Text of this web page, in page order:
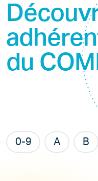
du
0-9 A B